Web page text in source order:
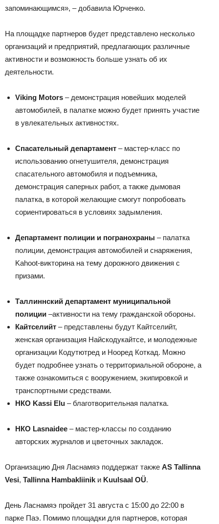
запоминающимся», – добавила Юрченко.
На площадке партнеров будет представлено несколько
организаций и предприятий, предлагающих различные
активности и возможность больше узнать об их
деятельности.
Viking Motors – демонстрация новейших моделей
автомобилей, в палатке можно будет принять участие
в увлекательных активностях.
Спасательный департамент – мастер-класс по
использованию огнетушителя, демонстрация
спасательного автомобиля и подъемника,
демонстрация саперных работ, а также дымовая
палатка, в которой желающие смогут попробовать
сориентироваться в условиях задымления.
Департамент полиции и погранохраны – палатка
полиции, демонстрация автомобилей и снаряжения,
Kahoot-викторина на тему дорожного движения с
призами.
Таллиннский департамент муниципальной
полиции –активности на тему гражданской обороны.
Кайтселийт – представлены будут Кайтселийт,
женская организация Найскодукайтсе, и молодежные
организации Кодутютред и Нооред Коткад. Можно
будет подробнее узнать о территориальной обороне, а
также ознакомиться с вооружением, экипировкой и
транспортными средствами.
НКО Kassi Elu – благотворительная палатка.
НКО Lasnaidee – мастер-классы по созданию
авторских журналов и цветочных закладок.
Организацию Дня Ласнамяэ поддержат также AS Tallinna
Vesi, Tallinna Hambakliinik и Kuulsaal OÜ.
День Ласнамяэ пройдет 31 августа с 15:00 до 22:00 в
парке Паэ. Помимо площадки для партнеров, которая